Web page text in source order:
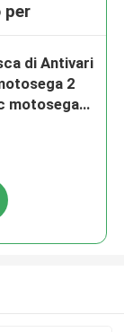
per
di Antivari
2
motosega